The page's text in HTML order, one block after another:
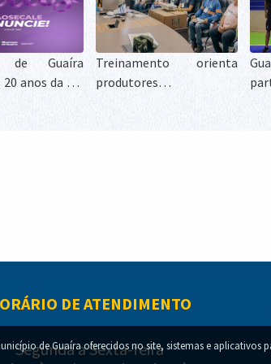
de Guaíra
anos da Lei
Treinamento orienta
produtores e
DE ATENDIMENTO
Segunda a Sexta-feira
de Guaíra oferecidos no site, sistemas e aplicativos